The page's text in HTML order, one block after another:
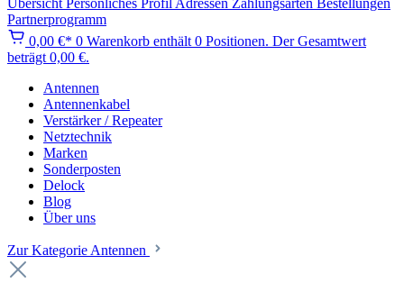
Übersicht Persönliches Profil Adressen Zahlungsarten Bestellungen
Partnerprogramm
0,00 €* 0 Warenkorb enthält 0 Positionen. Der Gesamtwert
beträgt 0,00 €.
Antennen
Antennenkabel
Verstärker / Repeater
Netztechnik
Marken
Sonderposten
Delock
Blog
Über uns
Zur Kategorie Antennen